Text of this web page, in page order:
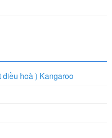
điều hoà ) Kangaroo